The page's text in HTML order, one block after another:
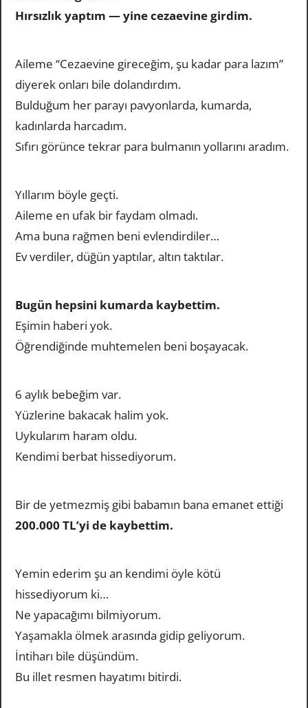
Hırsızlık yaptım — yine cezaevine girdim.
Aileme “Cezaevine gireceğim, şu kadar para lazım”
diyerek onları bile dolandırdım.
Bulduğum her parayı pavyonlarda, kumarda,
kadınlarda harcadım.
Sıfırı görünce tekrar para bulmanın yollarını aradım.
Yıllarım böyle geçti.
Aileme en ufak bir faydam olmadı.
Ama buna rağmen beni evlendirdiler…
Ev verdiler, düğün yaptılar, altın taktılar.
Bugün hepsini kumarda kaybettim.
Eşimin haberi yok.
Öğrendiğinde muhtemelen beni boşayacak.
6 aylık bebeğim var.
Yüzlerine bakacak halim yok.
Uykularım haram oldu.
Kendimi berbat hissediyorum.
Bir de yetmezmiş gibi babamın bana emanet ettiği
200.000 TL’yi de kaybettim.
Yemin ederim şu an kendimi öyle kötü
hissediyorum ki…
Ne yapacağımı bilmiyorum.
Yaşamakla ölmek arasında gidip geliyorum.
İntiharı bile düşündüm.
Bu illet resmen hayatımı bitirdi.